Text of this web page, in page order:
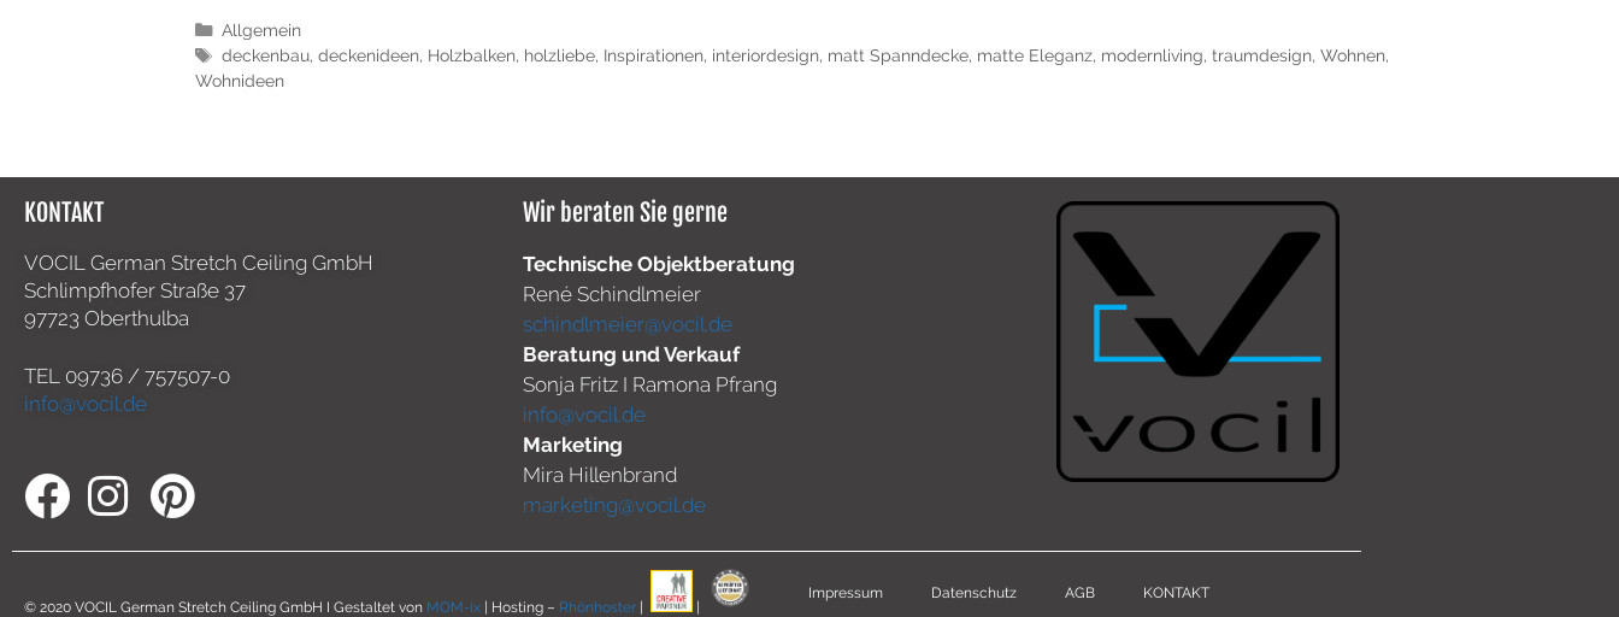
Allgemein
deckenbau, deckenideen, Holzbalken, holzliebe, Inspirationen, interiordesign, matt Spanndecke, matte Eleganz, modernliving, traumdesign, Wohnen,
Wohnideen
KONTAKT
VOCIL German Stretch Ceiling GmbH
Schlimpfhofer Straße 37
97723 Oberthulba
TEL 09736 / 757507-0
info@vocil.de
Wir beraten Sie gerne
Technische Objektberatung
René Schindlmeier
schindlmeier@vocil.de
Beratung und Verkauf
Sonja Fritz I Ramona Pfrang
info@vocil.de
Marketing
Mira Hillenbrand
marketing@vocil.de
© 2020 VOCIL German Stretch Ceiling GmbH I Gestaltet von MOM-ix | Hosting – Rhönhoster
Impressum Datenschutz AGB KONTAKT